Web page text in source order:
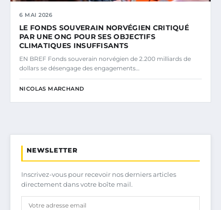
6 MAI 2026
LE FONDS SOUVERAIN NORVÉGIEN CRITIQUÉ
PAR UNE ONG POUR SES OBJECTIFS
CLIMATIQUES INSUFFISANTS
EN BREF Fonds souverain norvégien de 2.200 milliards de
dollars se désengage des engagements…
NICOLAS MARCHAND
NEWSLETTER
Inscrivez-vous pour recevoir nos derniers articles
directement dans votre boîte mail.